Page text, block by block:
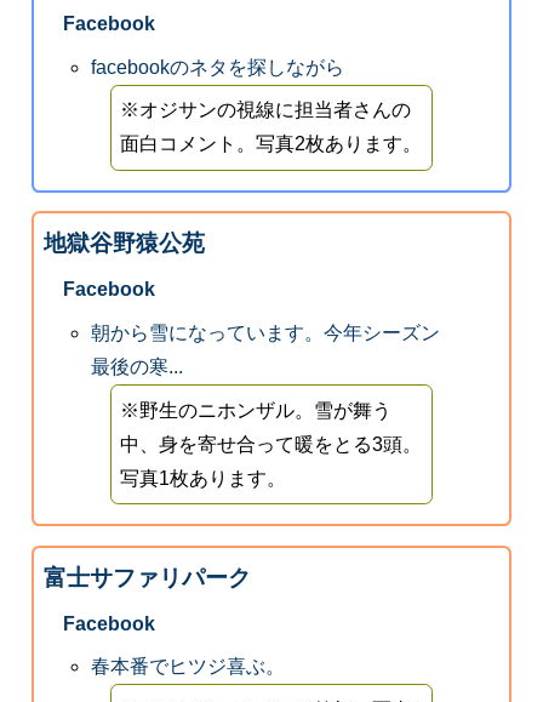
Facebook
facebookのネタを探しながら
※オジサンの視線に担当者さんの
面白コメント。写真2枚あります。
地獄谷野猿公苑
Facebook
朝から雪になっています。今年シーズン
最後の寒...
※野生のニホンザル。雪が舞う
中、身を寄せ合って暖をとる3頭。
写真1枚あります。
富士サファリパーク
Facebook
春本番でヒツジ喜ぶ。